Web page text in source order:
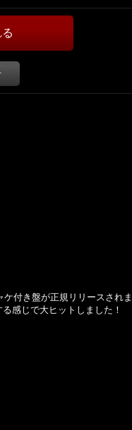
付き盤が正規リリースされ
感じで大ヒットしました！